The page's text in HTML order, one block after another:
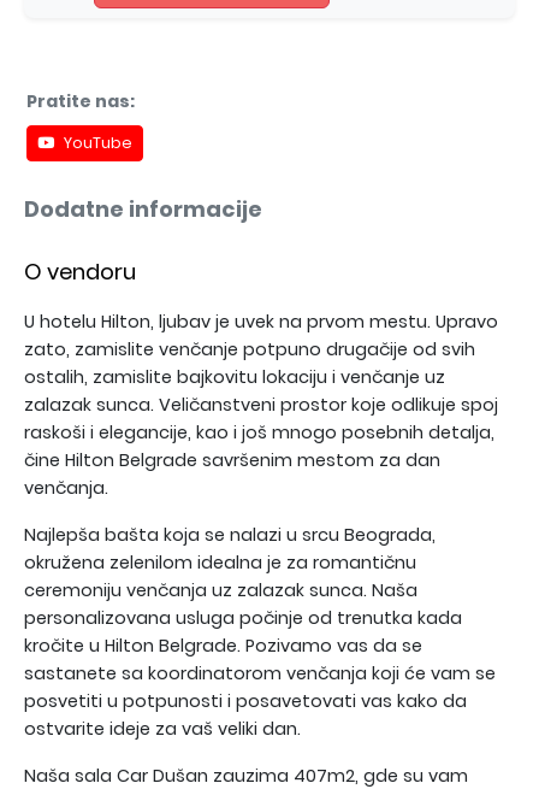
Pratite nas:
YouTube
Dodatne informacije
O vendoru
U hotelu Hilton, ljubav je uvek na prvom mestu. Upravo
zato, zamislite venčanje potpuno drugačije od svih
ostalih, zamislite bajkovitu lokaciju i venčanje uz
zalazak sunca. Veličanstveni prostor koje odlikuje spoj
raskoši i elegancije, kao i još mnogo posebnih detalja,
čine Hilton Belgrade savršenim mestom za dan
venčanja.
Najlepša bašta koja se nalazi u srcu Beograda,
okružena zelenilom idealna je za romantičnu
ceremoniju venčanja uz zalazak sunca. Naša
personalizovana usluga počinje od trenutka kada
kročite u Hilton Belgrade. Pozivamo vas da se
sastanete sa koordinatorom venčanja koji će vam se
posvetiti u potpunosti i posavetovati vas kako da
ostvarite ideje za vaš veliki dan.
Naša sala Car Dušan zauzima 407m2, gde su vam